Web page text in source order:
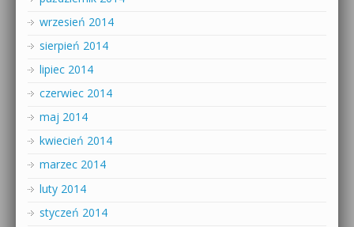
wrzesień 2014
sierpień 2014
lipiec 2014
czerwiec 2014
maj 2014
kwiecień 2014
marzec 2014
luty 2014
styczeń 2014